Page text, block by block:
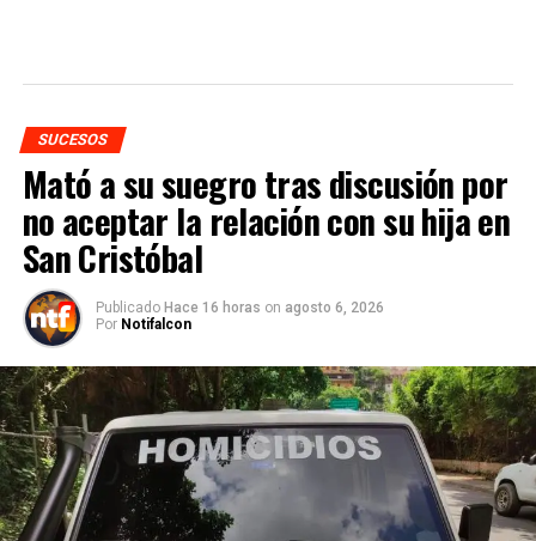
SUCESOS
Mató a su suegro tras discusión por
no aceptar la relación con su hija en
San Cristóbal
Publicado Hace 16 horas on agosto 6, 2026
Por Notifalcon